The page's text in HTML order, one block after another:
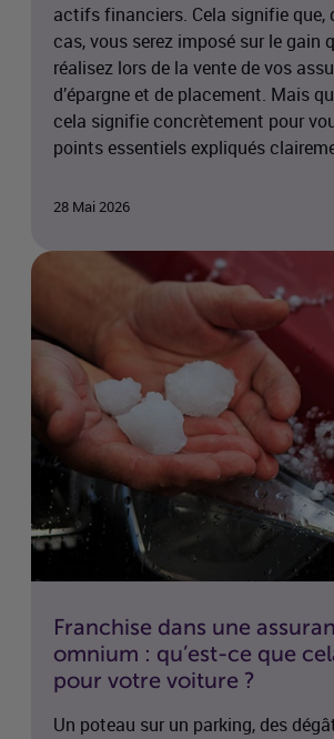
actifs financiers. Cela signifie que,
cas, vous serez imposé sur le gain
réalisez lors de la vente de vos
d’épargne et de placement. Mais
cela signifie concrètement pour
points essentiels expliqués
28 Mai 2026
Franchise dans une
omnium : qu’est-ce que
pour votre voiture ?
Un poteau sur un parking, des